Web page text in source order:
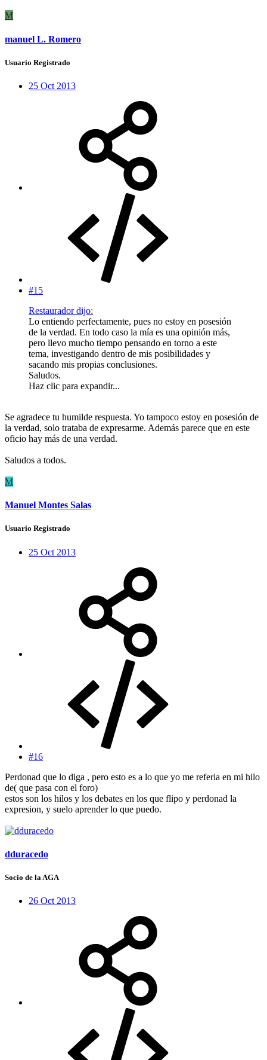
M
manuel L. Romero
Usuario Registrado
25 Oct 2013
#15
Restaurador dijo:
Lo entiendo perfectamente, pues no estoy en posesión
de la verdad. En todo caso la mía es una opinión más,
pero llevo mucho tiempo pensando en torno a este
tema, investigando dentro de mis posibilidades y
sacando mis propias conclusiones.
Saludos.
Haz clic para expandir...
Se agradece tu humilde respuesta. Yo tampoco estoy en posesión de
la verdad, solo trataba de expresarme. Además parece que en este
oficio hay más de una verdad.
Saludos a todos.
M
Manuel Montes Salas
Usuario Registrado
25 Oct 2013
#16
Perdonad que lo diga , pero esto es a lo que yo me referia en mi hilo
de( que pasa con el foro)
estos son los hilos y los debates en los que flipo y perdonad la
expresion, y suelo aprender lo que puedo.
dduracedo
Socio de la AGA
26 Oct 2013